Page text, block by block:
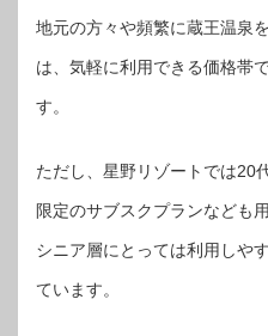
地元の方々や頻繁に蔵王温泉
は、気軽に利用できる価格帯
す。
ただし、星野リゾートでは20
限定のサブスクプランなども
シニア層にとっては利用しや
ています。